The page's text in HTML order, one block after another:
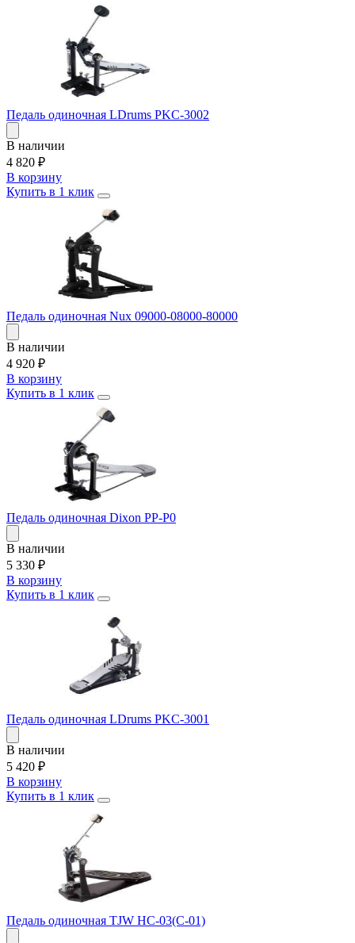
Педаль одиночная LDrums PKC-3002
В наличии
4 820 ₽
В корзину
Купить в 1 клик
Педаль одиночная Nux 09000-08000-80000
В наличии
4 920 ₽
В корзину
Купить в 1 клик
Педаль одиночная Dixon PP-P0
В наличии
5 330 ₽
В корзину
Купить в 1 клик
Педаль одиночная LDrums PKC-3001
В наличии
5 420 ₽
В корзину
Купить в 1 клик
Педаль одиночная TJW HC-03(C-01)